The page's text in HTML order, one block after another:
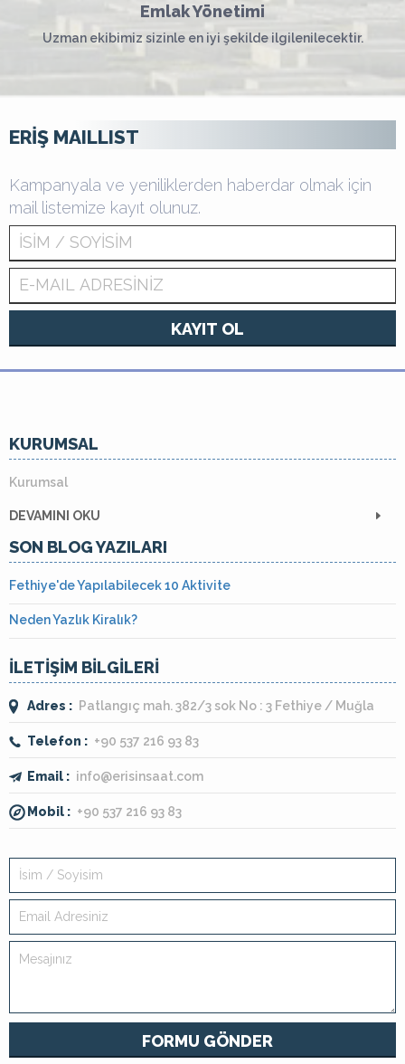
Emlak Yönetimi
Uzman ekibimiz sizinle en iyi şekilde ilgilenilecektir.
ERİŞ MAILLIST
Kampanyala ve yeniliklerden haberdar olmak için
mail listemize kayıt olunuz.
KAYIT OL
KURUMSAL
Kurumsal
DEVAMINI OKU
SON BLOG YAZILARI
Fethiye'de Yapılabilecek 10 Aktivite
Neden Yazlık Kiralık?
İLETİŞİM BİLGİLERİ
Adres : Patlangıç mah. 382/3 sok No : 3 Fethiye / Muğla
Telefon : +90 537 216 93 83
Email : info@erisinsaat.com
Mobil : +90 537 216 93 83
FORMU GÖNDER